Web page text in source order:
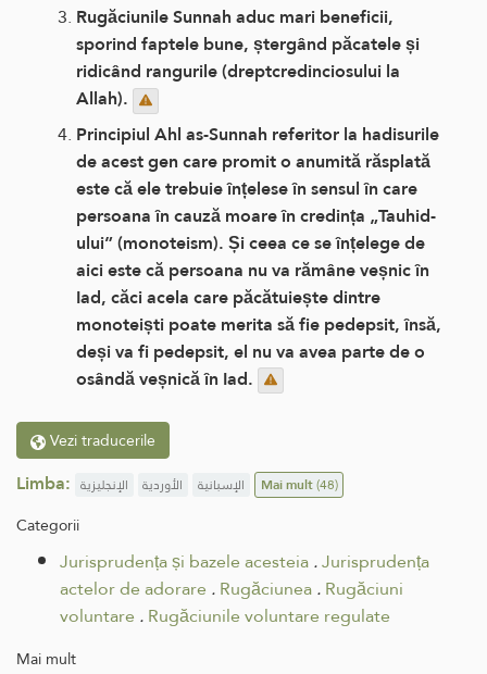
Rugăciunile Sunnah aduc mari beneficii,
sporind faptele bune, ștergând păcatele și
ridicând rangurile (dreptcredinciosului la
Allah).
Principiul Ahl as-Sunnah referitor la hadisurile
de acest gen care promit o anumită răsplată
este că ele trebuie înțelese în sensul în care
persoana în cauză moare în credința „Tauhid-
ului” (monoteism). Și ceea ce se înțelege de
aici este că persoana nu va rămâne veșnic în
Iad, căci acela care păcătuiește dintre
monoteiști poate merita să fie pedepsit, însă,
deși va fi pedepsit, el nu va avea parte de o
osândă veșnică în Iad.
Vezi traducerile
Limba: الإنجليزية الأوردية الإسبانية Mai mult(48)
Categorii
Jurisprudența și bazele acesteia.Jurisprudența
actelor de adorare .Rugăciunea.Rugăciuni
voluntare .Rugăciunile voluntare regulate
Mai mult